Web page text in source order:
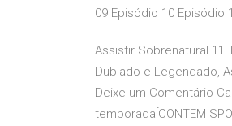
09 Episódio 10 Episódio
Assistir Sobrenatural 11
Dublado e Legendado,
Deixe um Comentário
temporada[CONTEM